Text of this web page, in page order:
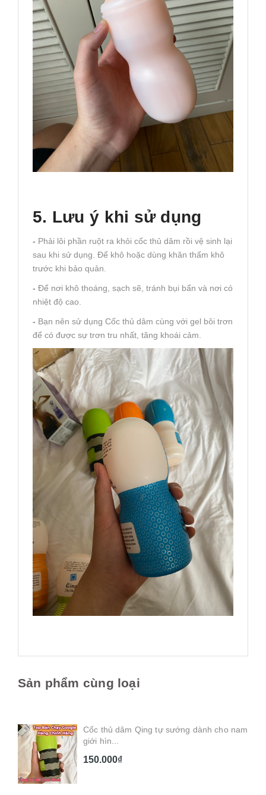
5. Lưu ý khi sử dụng
- Phải lôi phần ruột ra khỏi cốc thủ dâm rồi vệ sinh lại
sau khi sử dụng. Để khô hoặc dùng khăn thấm khô
trước khi bảo quản.
- Để nơi khô thoáng, sạch sẽ, tránh bụi bẩn và nơi có
nhiệt độ cao.
- Bạn nên sử dụng Cốc thủ dâm cùng với gel bôi trơn
để có được sự trơn tru nhất, tăng khoái cảm.
Sản phẩm cùng loại
Cốc thủ dâm Qing tự sướng dành cho nam
giới hìn...
150.000₫